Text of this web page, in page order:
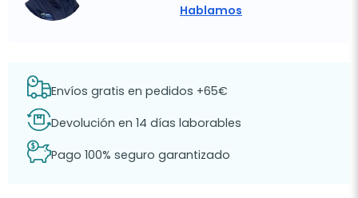
Hablamos
Envíos gratis en pedidos +65€
Devolución en 14 días laborables
Pago 100% seguro garantizado